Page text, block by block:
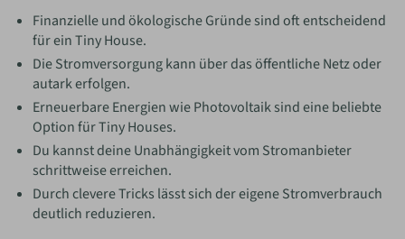
Finanzielle und ökologische Gründe sind oft entscheidend
für ein Tiny House.
Die Stromversorgung kann über das öffentliche Netz oder
autark erfolgen.
Erneuerbare Energien wie Photovoltaik sind eine beliebte
Option für Tiny Houses.
Du kannst deine Unabhängigkeit vom Stromanbieter
schrittweise erreichen.
Durch clevere Tricks lässt sich der eigene Stromverbrauch
deutlich reduzieren.